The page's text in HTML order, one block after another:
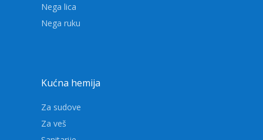
Nega lica
Nega ruku
Kućna hemija
Za sudove
Za veš